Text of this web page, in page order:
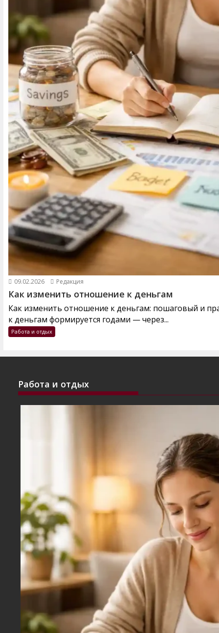
09.02.2026 Редакция
Как изменить отношение к деньгам
Как изменить отношение к деньгам: пошаговый и
к деньгам формируется годами — через...
Работа и отдых
Работа и отдых